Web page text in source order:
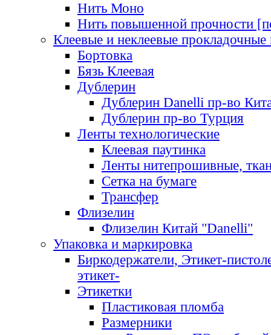
Нить Моно
Нить повышенной прочности
Клеевые и неклеевые прокладочные
Бортовка
Бязь Клеевая
Дублерин
Дублерин Danelli пр-во
Дублерин пр-во Турция
Ленты технологические
Клеевая паутинка
Ленты нитепрошивные,
Сетка на бумаге
Трансфер
Флизелин
Флизелин Китай "Danelli"
Упаковка и маркировка
Биркодержатели, Этикет-
этикет-
Этикетки
Пластиковая пломба
Размерники